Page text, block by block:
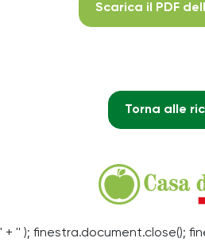
Scarica il PDF
Torna alle
' + '' ); finestra.document.close();